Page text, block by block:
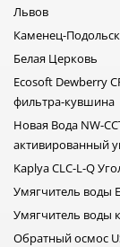
Львов
Каменец-
Белая Церковь
Ecosoft Dewberry
фильтра-кувшина
Новая Вода NW-
активированный
Kaplya CLC-L-Q
Умягчитель воды
Умягчитель воды
Обратный осмос